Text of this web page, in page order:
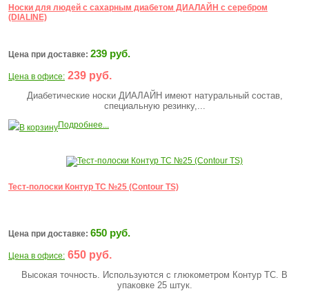
Носки для людей с сахарным диабетом ДИАЛАЙН с серебром
(DIALINE)
Цена при доставке: 239 руб.
Цена в офисе: 239 руб.
Диабетические носки ДИАЛАЙН имеют натуральный состав,
специальную резинку,...
В корзинуПодробнее...
Тест-полоски Контур ТС №25 (Contour TS)
Цена при доставке: 650 руб.
Цена в офисе: 650 руб.
Высокая точность. Используются с глюкометром Контур ТС. В
упаковке 25 штук.